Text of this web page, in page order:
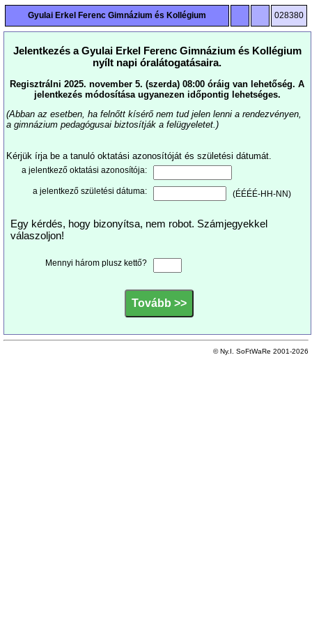
Gyulai Erkel Ferenc Gimnázium és Kollégium 028380
Jelentkezés a Gyulai Erkel Ferenc Gimnázium és Kollégium
nyílt napi óralátogatásaira.
Regisztrálni 2025. november 5. (szerda) 08:00 óráig van lehetőség. A
jelentkezés módosítása ugyanezen időpontig lehetséges.
(Abban az esetben, ha felnőtt kísérő nem tud jelen lenni a rendezvényen,
a gimnázium pedagógusai biztosítják a felügyeletet.)
Kérjük írja be a tanuló oktatási azonosítóját és születési dátumát.
a jelentkező oktatási azonosítója:
a jelentkező születési dátuma: (ÉÉÉÉ-HH-NN)
Egy kérdés, hogy bizonyítsa, nem robot. Számjegyekkel
válaszoljon!
Mennyi három plusz kettő?
Tovább >>
© Ny.I. SoFtWaRe 2001-2026